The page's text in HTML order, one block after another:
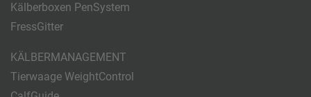
Kälberboxen PenSystem
FressGitter
KÄLBERMANAGEMENT
Tierwaage WeightControl